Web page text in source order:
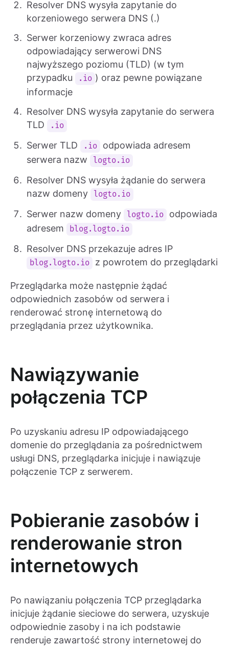
Resolver DNS wysyła zapytanie do
korzeniowego serwera DNS (.)
Serwer korzeniowy zwraca adres
odpowiadający serwerowi DNS
najwyższego poziomu (TLD) (w tym
przypadku
.io ) oraz pewne powiązane
informacje
Resolver DNS wysyła zapytanie do serwera
TLD
.io
Serwer TLD .io
odpowiada adresem
serwera nazw
logto.io
Resolver DNS wysyła żądanie do serwera
nazw domeny
logto.io
Serwer nazw domeny logto.io
odpowiada
adresem
blog.logto.io
Resolver DNS przekazuje adres IP
blog.logto.io z powrotem do przeglądarki
Przeglądarka może następnie żądać
odpowiednich zasobów od serwera i
renderować stronę internetową do
przeglądania przez użytkownika.
Nawiązywanie
połączenia TCP
Po uzyskaniu adresu IP odpowiadającego
domenie do przeglądania za pośrednictwem
usługi DNS, przeglądarka inicjuje i nawiązuje
połączenie TCP z serwerem.
Pobieranie zasobów i
renderowanie stron
internetowych
Po nawiązaniu połączenia TCP przeglądarka
inicjuje żądanie sieciowe do serwera, uzyskuje
odpowiednie zasoby i na ich podstawie
renderuje zawartość strony internetowej do